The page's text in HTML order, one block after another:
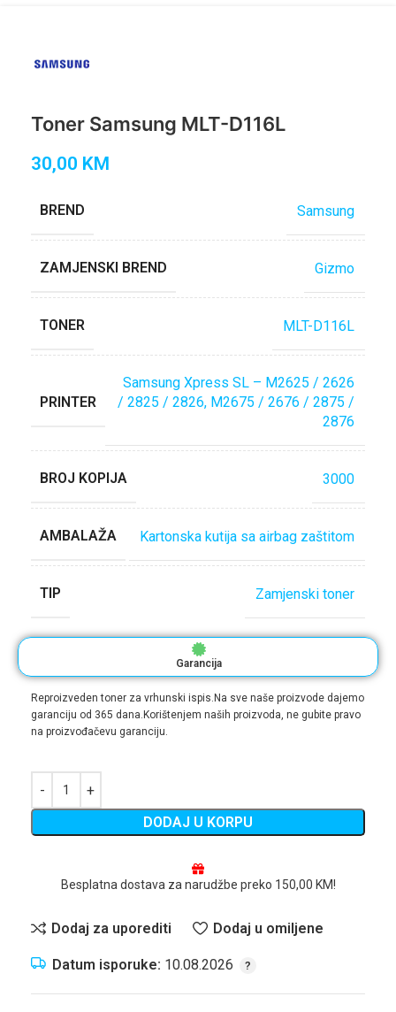
Toner Samsung MLT-D116L
30,00 KM
BREND Samsung
ZAMJENSKI BREND Gizmo
TONER MLT-D116L
PRINTER
Samsung Xpress SL – M2625 / 2626
/ 2825 / 2826, M2675 / 2676 / 2875 /
2876
BROJ KOPIJA 3000
AMBALAŽA Kartonska kutija sa airbag zaštitom
TIP Zamjenski toner
Garancija
Reproizveden toner za vrhunski ispis.Na sve naše proizvode dajemo
garanciju od 365 dana.Korištenjem naših proizvoda, ne gubite pravo
na proizvođačevu garanciju.
DODAJ U KORPU
Besplatna dostava za narudžbe preko 150,00 KM!
Dodaj za uporediti Dodaj u omiljene
Datum isporuke: 10.08.2026